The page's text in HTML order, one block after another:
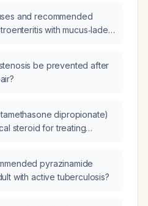
stage 5 on
and recommended
with mucus‑laden
be prevented after
dipropionate)
steroid for treating
pyrazinamide
with active tuberculosis?